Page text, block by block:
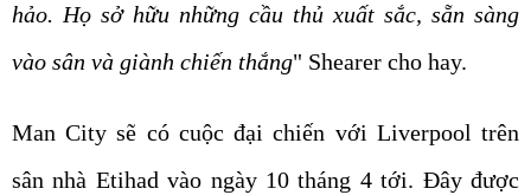
hảo. Họ sở hữu những cầu thủ xuất sắc, sẵn sàng
vào sân và giành chiến thắng" Shearer cho hay.
Man City sẽ có cuộc đại chiến với Liverpool trên
sân nhà Etihad vào ngày 10 tháng 4 tới. Đây được